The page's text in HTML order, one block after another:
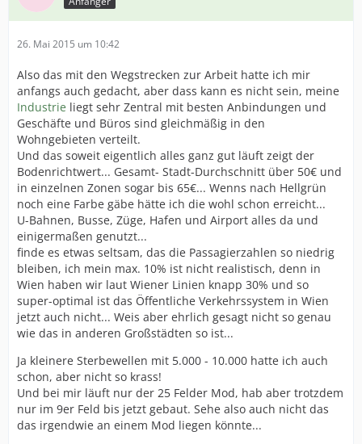
26. Mai 2015 um 10:42
Also das mit den Wegstrecken zur Arbeit hatte ich mir
anfangs auch gedacht, aber dass kann es nicht sein, meine
Industrie liegt sehr Zentral mit besten Anbindungen und
Geschäfte und Büros sind gleichmäßig in den
Wohngebieten verteilt.
Und das soweit eigentlich alles ganz gut läuft zeigt der
Bodenrichtwert... Gesamt- Stadt-Durchschnitt über 50€ und
in einzelnen Zonen sogar bis 65€... Wenns nach Hellgrün
noch eine Farbe gäbe hätte ich die wohl schon erreicht...
U-Bahnen, Busse, Züge, Hafen und Airport alles da und
einigermaßen genutzt...
finde es etwas seltsam, das die Passagierzahlen so niedrig
bleiben, ich mein max. 10% ist nicht realistisch, denn in
Wien haben wir laut Wiener Linien knapp 30% und so
super-optimal ist das Öffentliche Verkehrssystem in Wien
jetzt auch nicht... Weis aber ehrlich gesagt nicht so genau
wie das in anderen Großstädten so ist...
Ja kleinere Sterbewellen mit 5.000 - 10.000 hatte ich auch
schon, aber nicht so krass!
Und bei mir läuft nur der 25 Felder Mod, hab aber trotzdem
nur im 9er Feld bis jetzt gebaut. Sehe also auch nicht das
das irgendwie an einem Mod liegen könnte...